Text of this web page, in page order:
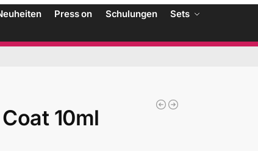
Press on Schulungen
Sets
10ml